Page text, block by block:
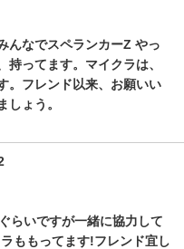
んなでスペランカーZ やっ
持ってます。マイクラは、
。フレンド以来、お願いい
しょう。
らいですが一緒に協力して
ももってます!フレンド宜し